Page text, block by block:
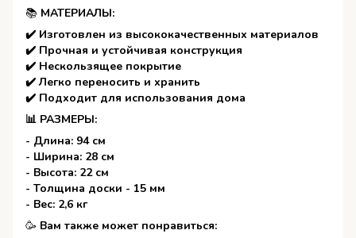
📚 МАТЕРИАЛЫ:
✔️ Изготовлен из высококачественных материалов
✔️ Прочная и устойчивая конструкция
✔️ Нескользящее покрытие
✔️ Легко переносить и хранить
✔️ Подходит для использования дома
📊 РАЗМЕРЫ:
- Длина: 94 см
- Ширина: 28 см
- Высота: 22 см
- Толщина доски - 15 мм
- Вес: 2,6 кг
🥳️ Вам также может понравиться: